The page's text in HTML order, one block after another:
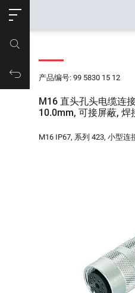
购物车产品编号: 99 5830 15 12
M16 直头孔头电缆连
10.0mm, 可接屏蔽, 焊
M16 IP67, 系列 423, 小型连